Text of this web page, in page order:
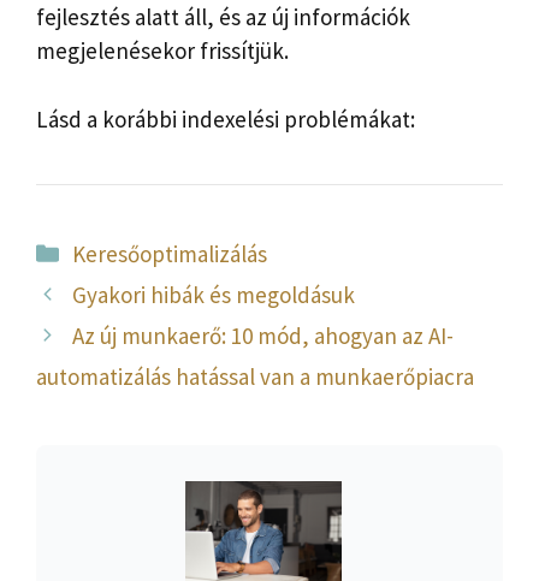
fejlesztés alatt áll, és az új információk
megjelenésekor frissítjük.
Lásd a korábbi indexelési problémákat:
Kategória
Keresőoptimalizálás
Gyakori hibák és megoldásuk
Az új munkaerő: 10 mód, ahogyan az AI-
automatizálás hatással van a munkaerőpiacra